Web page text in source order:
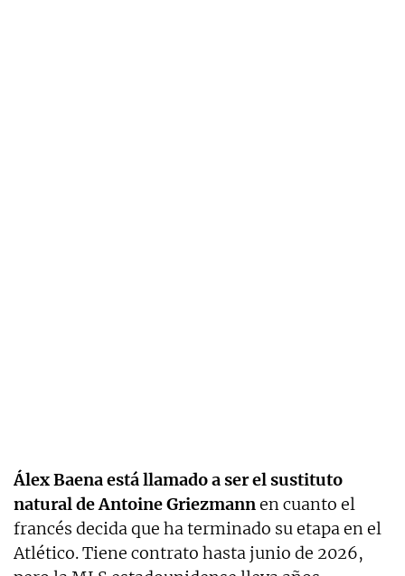
Álex Baena está llamado a ser el sustituto
natural de Antoine Griezmannen cuanto el
francés decida que ha terminado su etapa en el
Atlético. Tiene contrato hasta junio de 2026,